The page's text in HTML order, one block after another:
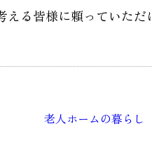
える皆様に頼っていただ
老人ホームの暮らし